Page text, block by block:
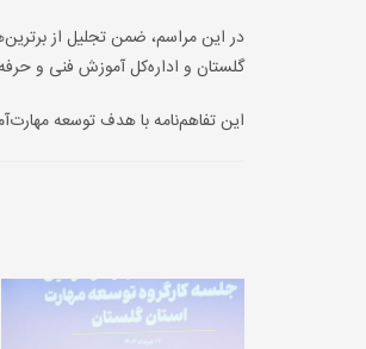
در این مراسم، ضمن تجلیل از
گلستان و اداره‌کل آموزش فنی و
این تفاهم‌نامه با هدف توسعه